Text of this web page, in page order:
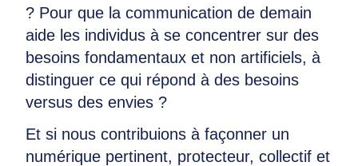
? Pour que la communication de demain
aide les individus à se concentrer sur des
besoins fondamentaux et non artificiels, à
distinguer ce qui répond à des besoins
versus des envies ?
Et si nous contribuions à façonner un
numérique pertinent, protecteur, collectif et